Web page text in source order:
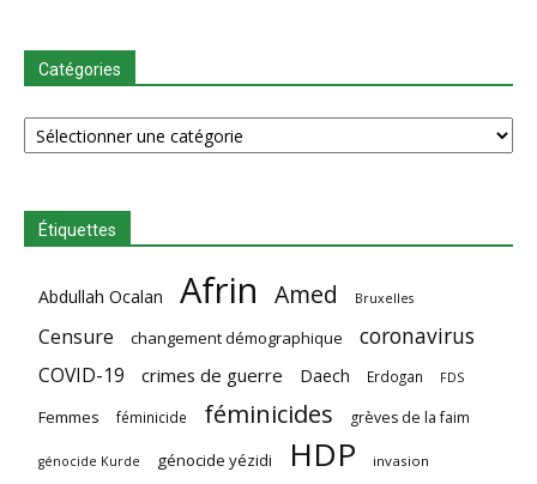
Catégories
Catégories
Étiquettes
Abdullah Ocalan Afrin Amed Bruxelles
Censure changement démographique coronavirus
COVID-19 crimes de guerre Daech Erdogan FDS
Femmes féminicide féminicides grèves de la faim
génocide Kurde génocide yézidi HDP invasion